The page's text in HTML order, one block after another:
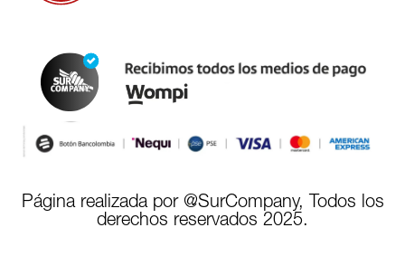
Página realizada por @SurCompany, Todos los
derechos reservados 2025.